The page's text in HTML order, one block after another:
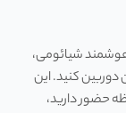
شیائومی،
کنید. این
حضور دارید،